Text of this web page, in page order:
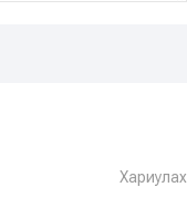
Хариулах